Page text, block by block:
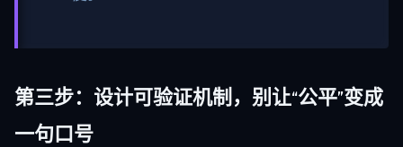
第三步：设计可验证机制，别让“公平”变成
一句口号